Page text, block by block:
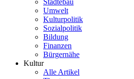
Städtebau
Umwelt
Kulturpolitik
Sozialpolitik
Bildung
Finanzen
Bürgernähe
Kultur
Alle Artikel